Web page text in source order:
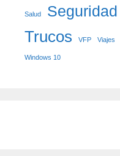
Salud Seguridad
Trucos VFP Viajes
Windows 10